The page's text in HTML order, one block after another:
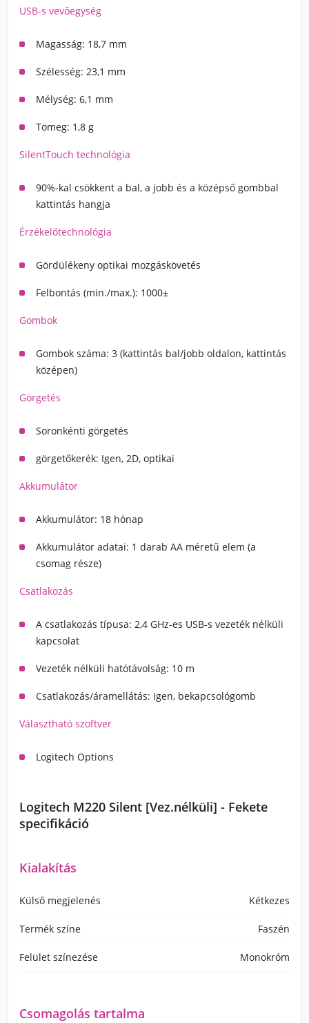
USB-s vevőegység
Magasság: 18,7 mm
Szélesség: 23,1 mm
Mélység: 6,1 mm
Tömeg: 1,8 g
SilentTouch technológia
90%-kal csökkent a bal, a jobb és a középső gombbal
kattintás hangja
Érzékelőtechnológia
Gördülékeny optikai mozgáskövetés
Felbontás (min./max.): 1000±
Gombok
Gombok száma: 3 (kattintás bal/jobb oldalon, kattintás
középen)
Görgetés
Soronkénti görgetés
görgetőkerék: Igen, 2D, optikai
Akkumulátor
Akkumulátor: 18 hónap
Akkumulátor adatai: 1 darab AA méretű elem (a
csomag része)
Csatlakozás
A csatlakozás típusa: 2,4 GHz-es USB-s vezeték nélküli
kapcsolat
Vezeték nélküli hatótávolság: 10 m
Csatlakozás/áramellátás: Igen, bekapcsológomb
Választható szoftver
Logitech Options
Logitech M220 Silent [Vez.nélküli] - Fekete
specifikáció
Kialakítás
Külső megjelenés Kétkezes
Termék színe Faszén
Felület színezése Monokróm
Csomagolás tartalma